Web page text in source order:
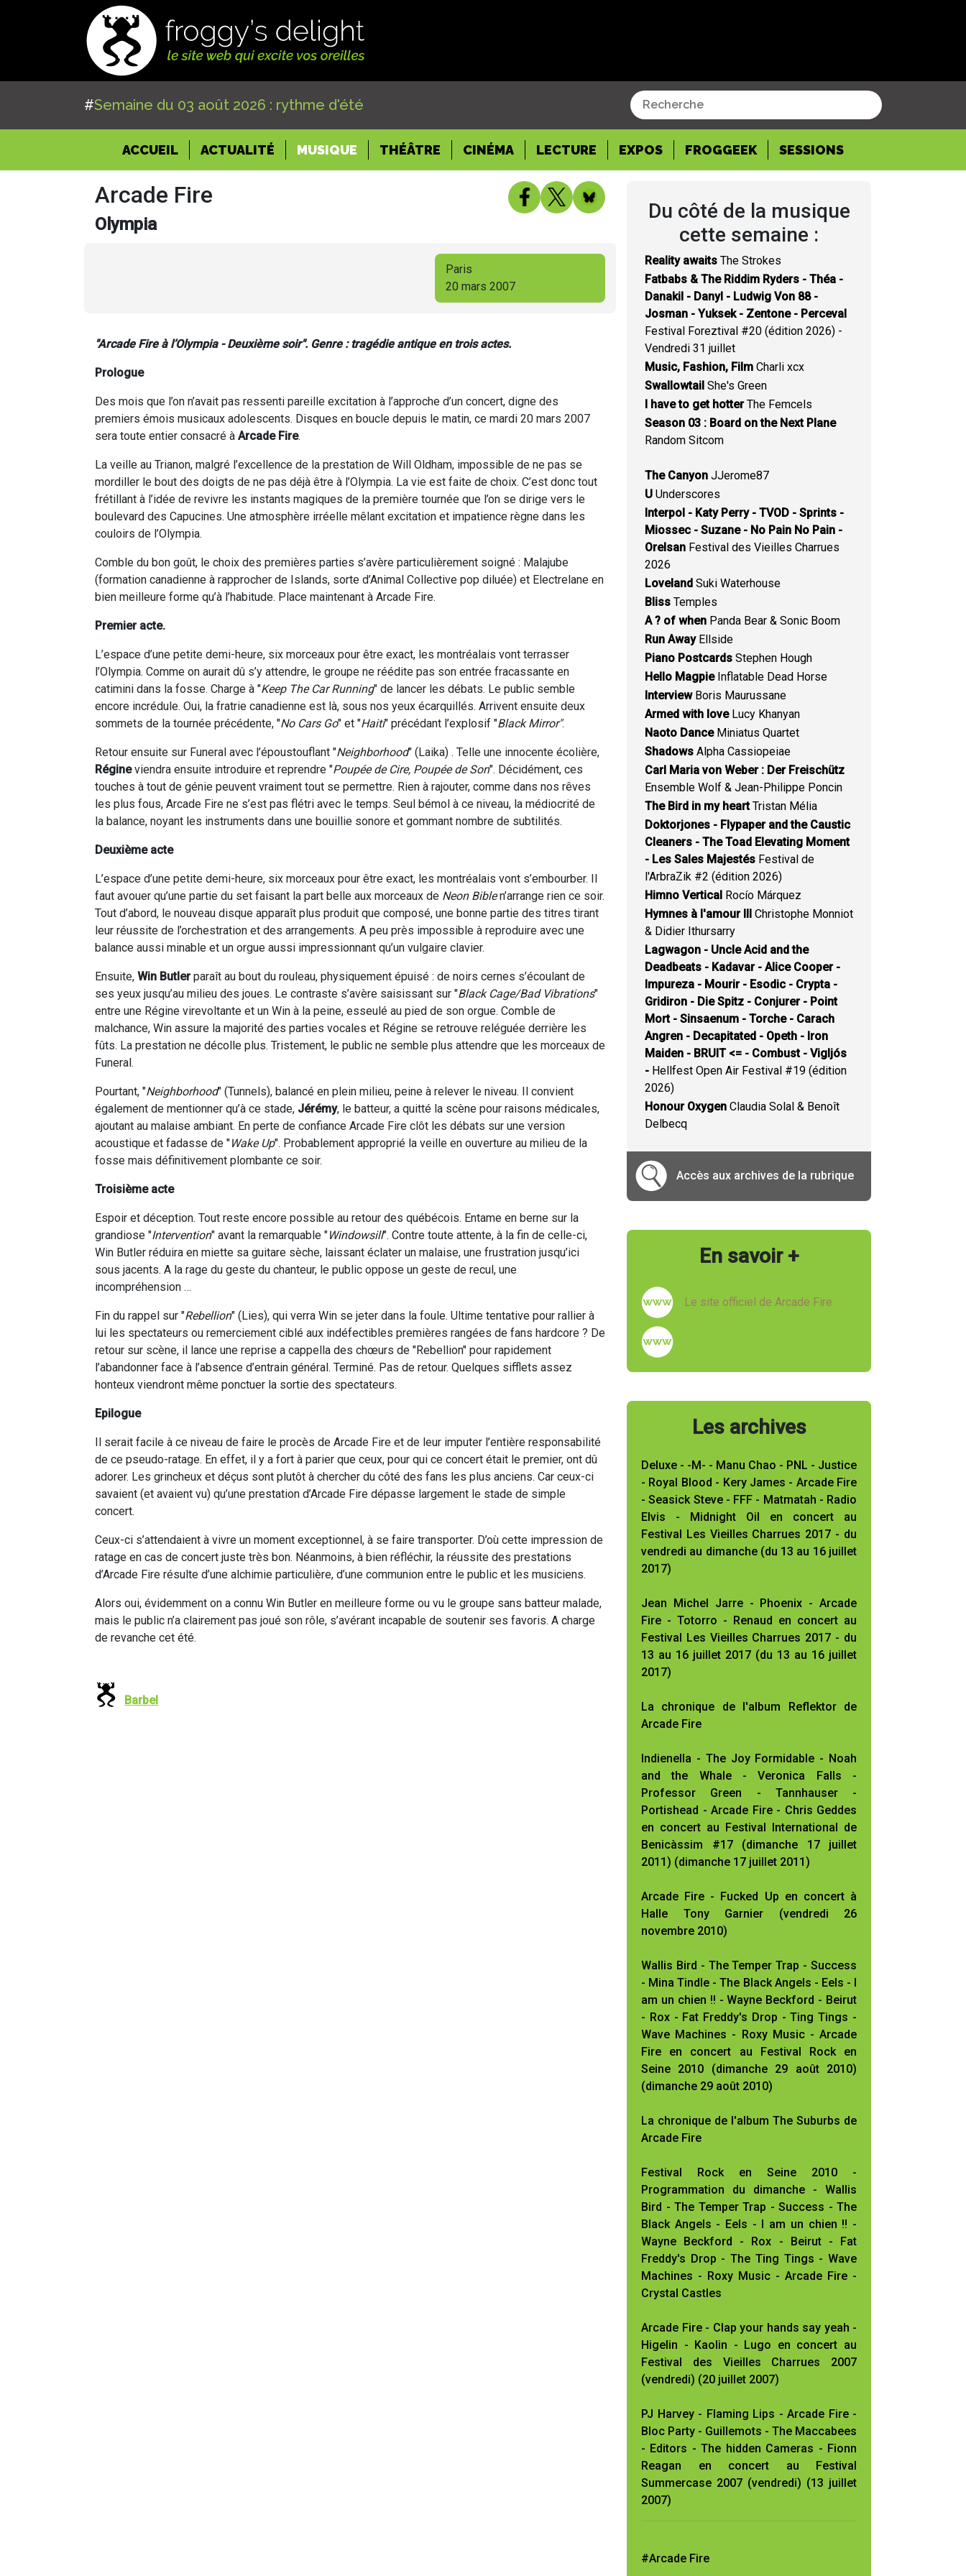
#Semaine du 03 août 2026 : rythme d'été
ACCUEIL(CURRENT)
ACTUALITÉ MUSIQUE THÉÂTRE CINÉMA LECTURE EXPOS FROGGEEK SESSIONS
Arcade Fire
Olympia
Paris
20 mars 2007
"Arcade Fire à l’Olympia - Deuxième soir". Genre : tragédie antique en trois actes.
Prologue
Des mois que l’on n’avait pas ressenti pareille excitation à l’approche d’un concert, digne des
premiers émois musicaux adolescents. Disques en boucle depuis le matin, ce mardi 20 mars 2007
sera toute entier consacré à Arcade Fire.
La veille au Trianon, malgré l’excellence de la prestation de Will Oldham, impossible de ne pas se
mordiller le bout des doigts de ne pas déjà être à l’Olympia. La vie est faite de choix. C’est donc tout
frétillant à l’idée de revivre les instants magiques de la première tournée que l’on se dirige vers le
boulevard des Capucines. Une atmosphère irréelle mêlant excitation et impatience règne dans les
couloirs de l’Olympia.
Comble du bon goût, le choix des premières parties s’avère particulièrement soigné : Malajube
(formation canadienne à rapprocher de Islands, sorte d’Animal Collective pop diluée) et Electrelane en
bien meilleure forme qu’à l’habitude. Place maintenant à Arcade Fire.
Premier acte.
L’espace d’une petite demi-heure, six morceaux pour être exact, les montréalais vont terrasser
l’Olympia. Comme on aurait dû s’y attendre, le groupe ne réédite pas son entrée fracassante en
catimini dans la fosse. Charge à "Keep The Car Running" de lancer les débats. Le public semble
encore incrédule. Oui, la fratrie canadienne est là, sous nos yeux écarquillés. Arrivent ensuite deux
sommets de la tournée précédente, "No Cars Go" et "Haiti" précédant l’explosif "Black Mirror".
Retour ensuite sur Funeral avec l’époustouflant "Neighborhood" (Laika) . Telle une innocente écolière,
Régineviendra ensuite introduire et reprendre "Poupée de Cire, Poupée de Son". Décidément, ces
touches à tout de génie peuvent vraiment tout se permettre. Rien à rajouter, comme dans nos rêves
les plus fous, Arcade Fire ne s’est pas flétri avec le temps. Seul bémol à ce niveau, la médiocrité de
la balance, noyant les instruments dans une bouillie sonore et gommant nombre de subtilités.
Deuxième acte
L’espace d’une petite demi-heure, six morceaux pour être exact, les montréalais vont s’embourber. Il
faut avouer qu’une partie du set faisant la part belle aux morceaux de Neon Biblen’arrange rien ce soir.
Tout d’abord, le nouveau disque apparaît plus produit que composé, une bonne partie des titres tirant
leur réussite de l’orchestration et des arrangements. A peu près impossible à reproduire avec une
balance aussi minable et un orgue aussi impressionnant qu’un vulgaire clavier.
Ensuite, Win Butlerparaît au bout du rouleau, physiquement épuisé : de noirs cernes s’écoulant de
ses yeux jusqu’au milieu des joues. Le contraste s’avère saisissant sur "Black Cage/Bad Vibrations"
entre une Régine virevoltante et un Win à la peine, esseulé au pied de son orgue. Comble de
malchance, Win assure la majorité des parties vocales et Régine se retrouve reléguée derrière les
fûts. La prestation ne décolle plus. Tristement, le public ne semble plus attendre que les morceaux de
Funeral.
Pourtant, "Neighborhood" (Tunnels), balancé en plein milieu, peine à relever le niveau. Il convient
également de mentionner qu’à ce stade, Jérémy, le batteur, a quitté la scène pour raisons médicales,
ajoutant au malaise ambiant. En perte de confiance Arcade Fire clôt les débats sur une version
acoustique et fadasse de "Wake Up". Probablement approprié la veille en ouverture au milieu de la
fosse mais définitivement plombante ce soir.
Troisième acte
Espoir et déception. Tout reste encore possible au retour des québécois. Entame en berne sur la
grandiose "Intervention" avant la remarquable "Windowsill". Contre toute attente, à la fin de celle-ci,
Win Butler réduira en miette sa guitare sèche, laissant éclater un malaise, une frustration jusqu’ici
sous jacents. A la rage du geste du chanteur, le public oppose un geste de recul, une
incompréhension …
Fin du rappel sur "Rebellion" (Lies), qui verra Win se jeter dans la foule. Ultime tentative pour rallier à
lui les spectateurs ou remerciement ciblé aux indéfectibles premières rangées de fans hardcore ? De
retour sur scène, il lance une reprise a cappella des chœurs de "Rebellion" pour rapidement
l’abandonner face à l’absence d’entrain général. Terminé. Pas de retour. Quelques sifflets assez
honteux viendront même ponctuer la sortie des spectateurs.
Epilogue
Il serait facile à ce niveau de faire le procès de Arcade Fire et de leur imputer l’entière responsabilité
de ce pseudo-ratage. En effet, il y a fort à parier que ceux, pour qui ce concert était le premier, ont dû
adorer. Les grincheux et déçus sont plutôt à chercher du côté des fans les plus anciens. Car ceux-ci
savaient (et avaient vu) qu’une prestation d’Arcade Fire dépasse largement le stade de simple
concert.
Ceux-ci s’attendaient à vivre un moment exceptionnel, à se faire transporter. D’où cette impression de
ratage en cas de concert juste très bon. Néanmoins, à bien réfléchir, la réussite des prestations
d’Arcade Fire résulte d’une alchimie particulière, d’une communion entre le public et les musiciens.
Alors oui, évidemment on a connu Win Butler en meilleure forme ou vu le groupe sans batteur malade,
mais le public n’a clairement pas joué son rôle, s’avérant incapable de soutenir ses favoris. A charge
de revanche cet été.
Barbel
Du côté de la musique
cette semaine :
Reality awaits The Strokes
Fatbabs & The Riddim Ryders - Théa -
Danakil - Danyl - Ludwig Von 88 -
Josman - Yuksek - Zentone - Perceval
Festival Foreztival #20 (édition 2026) -
Vendredi 31 juillet
Music, Fashion, Film Charli xcx
Swallowtail She's Green
I have to get hotterThe Femcels
Season 03 : Board on the Next Plane
Random Sitcom
The Canyon JJerome87
U Underscores
Interpol - Katy Perry - TVOD - Sprints -
Miossec - Suzane - No Pain No Pain -
Orelsan Festival des Vieilles Charrues
2026
Loveland Suki Waterhouse
Bliss Temples
A ? of when Panda Bear & Sonic Boom
Run AwayEllside
Piano Postcards Stephen Hough
Hello MagpieInflatable Dead Horse
InterviewBoris Maurussane
Armed with loveLucy Khanyan
Naoto DanceMiniatus Quartet
Shadows Alpha Cassiopeiae
Carl Maria von Weber : Der Freischütz
Ensemble Wolf & Jean-Philippe Poncin
The Bird in my heartTristan Mélia
Doktorjones - Flypaper and the Caustic
Cleaners - The Toad Elevating Moment
- Les Sales Majestés Festival de
l'ArbraZik #2 (édition 2026)
Himno Vertical Rocío Márquez
Hymnes à l'amour III Christophe Monniot
& Didier Ithursarry
Lagwagon - Uncle Acid and the
Deadbeats - Kadavar - Alice Cooper -
Impureza - Mourir - Esodic - Crypta -
Gridiron - Die Spitz - Conjurer - Point
Mort - Sinsaenum - Torche - Carach
Angren - Decapitated - Opeth - Iron
Maiden - BRUIT <= - Combust - Vigljós
- Hellfest Open Air Festival #19 (édition
2026)
Honour Oxygen Claudia Solal & Benoît
Delbecq
Accès aux archives de la rubrique
En savoir +
Le site officiel de Arcade Fire
Les archives
Deluxe - -M- - Manu Chao - PNL - Justice
- Royal Blood - Kery James - Arcade Fire
- Seasick Steve - FFF - Matmatah - Radio
Elvis - Midnight Oil en concert au
Festival Les Vieilles Charrues 2017 - du
vendredi au dimanche (du 13 au 16 juillet
2017)
Jean Michel Jarre - Phoenix - Arcade
Fire - Totorro - Renaud en concert au
Festival Les Vieilles Charrues 2017 - du
13 au 16 juillet 2017 (du 13 au 16 juillet
2017)
La chronique de l'album Reflektor de
Arcade Fire
Indienella - The Joy Formidable - Noah
and the Whale - Veronica Falls -
Professor Green - Tannhauser -
Portishead - Arcade Fire - Chris Geddes
en concert au Festival International de
Benicàssim #17 (dimanche 17 juillet
2011) (dimanche 17 juillet 2011)
Arcade Fire - Fucked Up en concert à
Halle Tony Garnier (vendredi 26
novembre 2010)
Wallis Bird - The Temper Trap - Success
- Mina Tindle - The Black Angels - Eels - I
am un chien !! - Wayne Beckford - Beirut
- Rox - Fat Freddy's Drop - Ting Tings -
Wave Machines - Roxy Music - Arcade
Fire en concert au Festival Rock en
Seine 2010 (dimanche 29 août 2010)
(dimanche 29 août 2010)
La chronique de l'album The Suburbs de
Arcade Fire
Festival Rock en Seine 2010 -
Programmation du dimanche - Wallis
Bird - The Temper Trap - Success - The
Black Angels - Eels - I am un chien !! -
Wayne Beckford - Rox - Beirut - Fat
Freddy's Drop - The Ting Tings - Wave
Machines - Roxy Music - Arcade Fire -
Crystal Castles
Arcade Fire - Clap your hands say yeah -
Higelin - Kaolin - Lugo en concert au
Festival des Vieilles Charrues 2007
(vendredi) (20 juillet 2007)
PJ Harvey - Flaming Lips - Arcade Fire -
Bloc Party - Guillemots - The Maccabees
- Editors - The hidden Cameras - Fionn
Reagan en concert au Festival
Summercase 2007 (vendredi) (13 juillet
2007)
#Arcade Fire